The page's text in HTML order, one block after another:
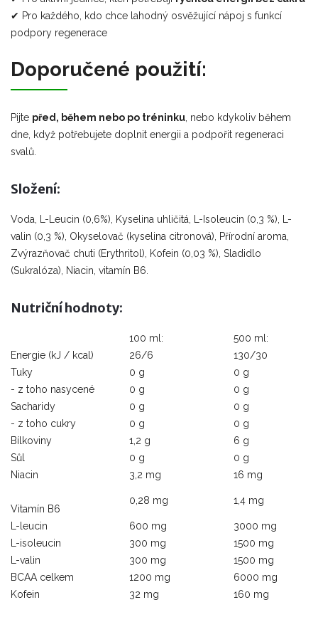
✔ Pro každého, kdo chce lahodný osvěžující nápoj s funkcí
podpory regenerace
Doporučené použití:
Pijte před, během nebo po tréninku , nebo kdykoliv během
dne, když potřebujete doplnit energii a podpořit regeneraci
svalů.
Složení:
Voda, L-Leucin (0,6%), Kyselina uhličitá, L-Isoleucin (0,3 %), L-
valin (0,3 %), Okyselovač (kyselina citronová), Přírodní aroma,
Zvýrazňovač chuti (Erythritol), Kofein (0,03 %), Sladidlo
(Sukralóza), Niacin, vitamín B6.
Nutriční hodnoty:
100 ml:
500 ml:
Energie (kJ / kcal)
26/6
130/30
Tuky
0 g
0 g
- z toho nasycené
0 g
0 g
Sacharidy
0 g
0 g
- z toho cukry
0 g
0 g
Bílkoviny
1,2 g
6 g
Sůl
0 g
0 g
Niacin
3,2 mg 16 mg
Vitamín B6
0,28 mg 1,4 mg
L-leucin 600 mg
3000 mg
L-isoleucin
300 mg
1500 mg
L-valin
300 mg
1500 mg
BCAA celkem
1200 mg
6000 mg
Kofein
32 mg 160 mg